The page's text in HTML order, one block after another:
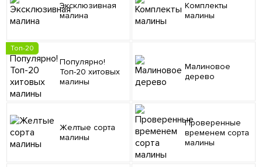
Эксклюзивная
малина
Комплекты
малины
Топ-20
Популярно!
Топ-20 хитовых
малины
Малиновое
дерево
Желтые сорта
малины
Проверенные
временем сорта
малины